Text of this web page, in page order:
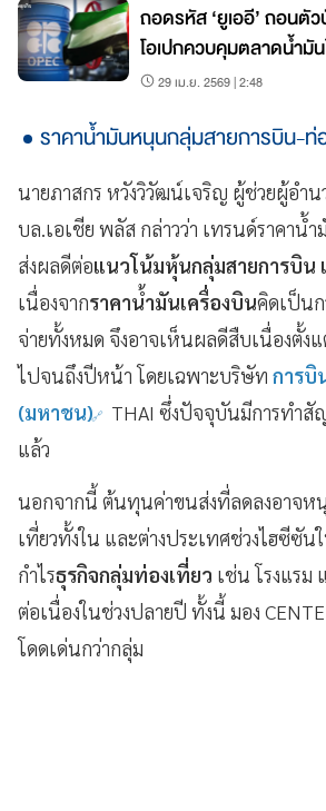
ถอดรหัส ‘ยูเออี’ ถอนตั
โอเปกควบคุมตลาดน้ำมั
29 เม.ย. 2569 | 2:48
ราคาน้ำมันหนุนกลุ่มสายการบิน-ท่
นายภาสกร หวังวิวัฒน์เจริญ ผู้ช่วยผู้อำน
บล.เอเชีย พลัส กล่าวว่า เทรนด์ราคาน้
ส่งผลดีต่อแนวโน้มหุ้นกลุ่มสายการบิน
เนื่องจากราคาน้ำมันเครื่องบินคิดเป็นก
จ่ายทั้งหมด จึงอาจเห็นผลดีสืบเนื่องตั้งแ
ไปจนถึงปีหน้า โดยเฉพาะบริษัท การบิ
(มหาชน)
THAI ซึ่งปัจจุบันมีการทำสั
แล้ว
นอกจากนี้ ต้นทุนค่าขนส่งที่ลดลงอาจห
เที่ยวทั้งใน และต่างประเทศช่วงไฮซีซั
กำไรธุรกิจกลุ่มท่องเที่ยว เช่น โรงแรม
ต่อเนื่องในช่วงปลายปี ทั้งนี้ มอง
โดดเด่นกว่ากลุ่ม